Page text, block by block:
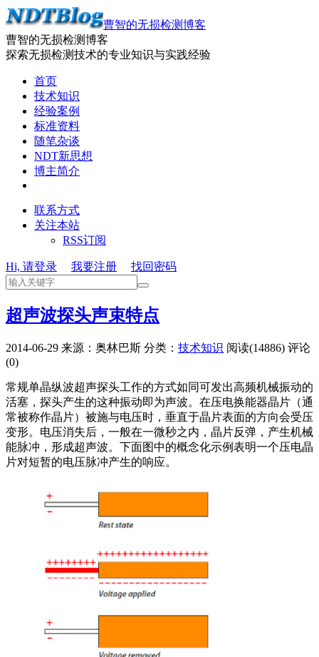
曹智的无损检测博客
曹智的无损检测博客
探索无损检测技术的专业知识与实践经验
首页
技术知识
经验案例
标准资料
随笔杂谈
NDT新思想
博主简介
联系方式
关注本站
RSS订阅
Hi, 请登录 我要注册 找回密码
超声波探头声束特点
2014-06-29 来源：奥林巴斯 分类： 技术知识 阅读(14886) 评论
(0)
常规单晶纵波超声探头工作的方式如同可发出高频机械振动的
活塞，探头产生的这种振动即为声波。在压电换能器晶片（通
常被称作晶片）被施与电压时，垂直于晶片表面的方向会受压
变形。电压消失后，一般在一微秒之内，晶片反弹，产生机械
能脉冲，形成超声波。下面图中的概念化示例表明一个压电晶
片对短暂的电压脉冲产生的响应。